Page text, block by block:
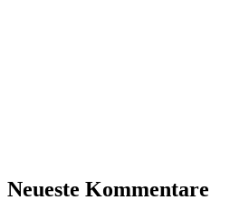
Neueste Kommentare